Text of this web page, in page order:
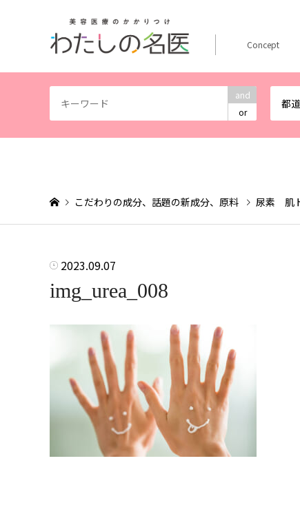
and
or
都
Concept
こだわりの成分、話題の新成分、原料 尿素 肌
2023.09.07
img_urea_008